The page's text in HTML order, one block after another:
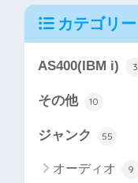
カテゴリー
AS400(IBM i) 3
その他 10
ジャンク 55
オーディオ 9